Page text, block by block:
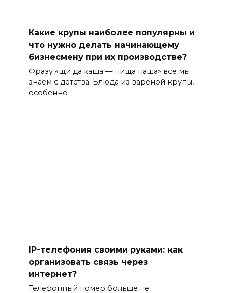
Какие крупы наиболее популярны и
что нужно делать начинающему
бизнесмену при их производстве?
Фразу «щи да каша — пища наша» все мы
знаем с детства. Блюда из вареной крупы,
особенно
IP-телефония своими руками: как
организовать связь через
интернет?
Телефонный номер больше не